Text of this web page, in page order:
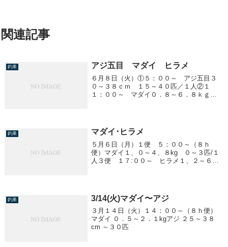
関連記事
釣果 アジ五目 マダイ ヒラメ
６月８日（火）①５：００～ アジ五目３
０～３８ｃｍ １５～４０匹／１人②１
１：００～ マダイ０．８～６．８ｋｇ
釣果 マダイ･ヒラメ
５月６日（月）１便 ５：００～（８ｈ
便）マダイ１、０～４、８kg ０～３匹/１
人３便 １７:００～ ヒラメ１、２～６、
釣果 3/14(火)マダイ〜アジ
３月１４日（火）１４：００～（８ｈ便）
マダイ ０．５～２．１kgアジ ２５～３８
cm ～３０匹